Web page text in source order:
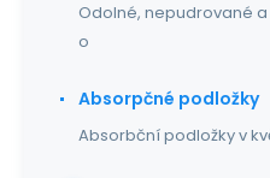
Odolné, nepudrované
o
Absorpčné podložky
Absorbční podložky v